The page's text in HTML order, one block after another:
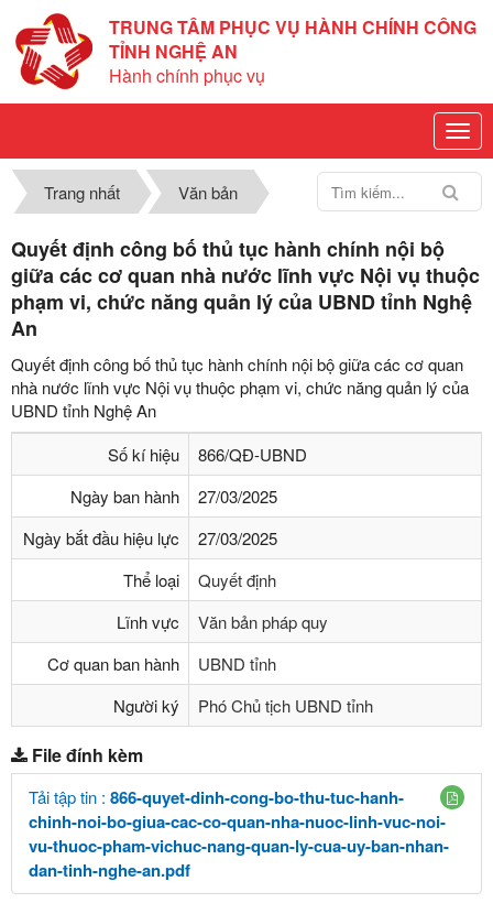
TRUNG TÂM PHỤC VỤ HÀNH CHÍNH CÔNG
TỈNH NGHỆ AN
Hành chính phục vụ
Trang nhất Văn bản
Quyết định công bố thủ tục hành chính nội bộ
giữa các cơ quan nhà nước lĩnh vực Nội vụ thuộc
phạm vi, chức năng quản lý của UBND tỉnh Nghệ
An
Quyết định công bố thủ tục hành chính nội bộ giữa các cơ quan
nhà nước lĩnh vực Nội vụ thuộc phạm vi, chức năng quản lý của
UBND tỉnh Nghệ An
Số kí hiệu
866/QĐ-UBND
Ngày ban hành
27/03/2025
Ngày bắt đầu hiệu lực
27/03/2025
Thể loại
Quyết định
Lĩnh vực
Văn bản pháp quy
Cơ quan ban hành
UBND tỉnh
Người ký
Phó Chủ tịch UBND tỉnh
File đính kèm
Tải tập tin : 866-quyet-dinh-cong-bo-thu-tuc-hanh-
chinh-noi-bo-giua-cac-co-quan-nha-nuoc-linh-vuc-noi-
vu-thuoc-pham-vichuc-nang-quan-ly-cua-uy-ban-nhan-
dan-tinh-nghe-an.pdf